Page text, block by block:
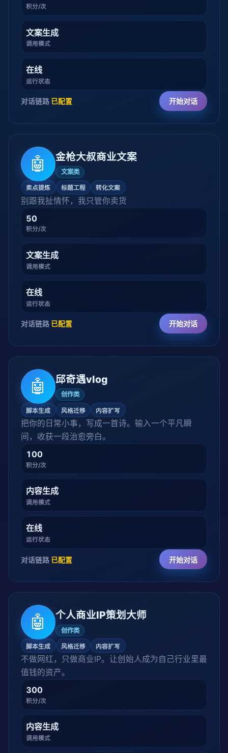
积分/次
文案生成
调用模式
在线
运行状态
对话链路 已配置 开始对话
🤖 金枪大叔商业文案
文案类
卖点提炼 标题工程 转化文案
别跟我扯情怀，我只管你卖货
50
积分/次
文案生成
调用模式
在线
运行状态
对话链路 已配置 开始对话
🤖 邱奇遇vlog
创作类
脚本生成 风格迁移 内容扩写
把你的日常小事，写成一首诗。输入一个平凡瞬
间，收获一段治愈旁白。
100
积分/次
内容生成
调用模式
在线
运行状态
对话链路 已配置 开始对话
🤖 个人商业IP策划大师
创作类
脚本生成 风格迁移 内容扩写
不做网红，只做商业IP。让创始人成为自己行业里最
值钱的资产。
300
积分/次
内容生成
调用模式